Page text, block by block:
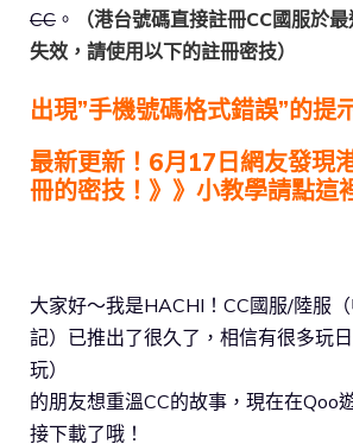
CC 。
（港台號碼直接註冊CC國服於
失效，請使用以下的註冊密技）
出現”手機號碼格式錯誤”的提
最新更新！6月17日網友發現
冊的密技！》》小教學請點這
大家好～我是HACHI！CC國服/陸服
記）已推出了很久了，相信有很多玩
玩）
的朋友想重溫CC的故事，現在在Qoo
接下載了哦！